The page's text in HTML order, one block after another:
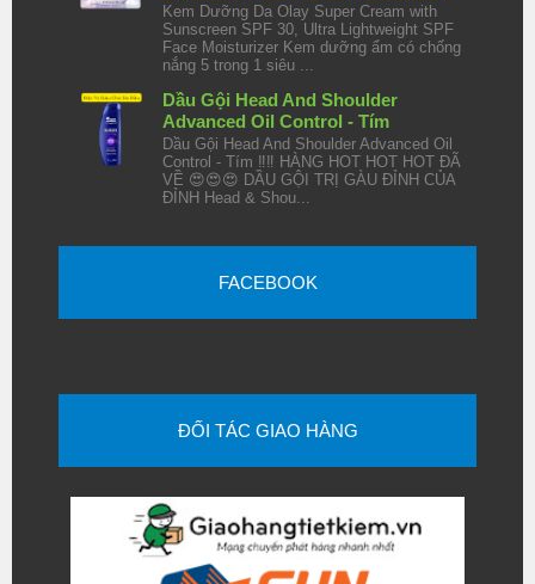
Kem Dưỡng Da Olay Super Cream with
Sunscreen SPF 30, Ultra Lightweight SPF
Face Moisturizer Kem dưỡng ẩm có chống
nắng 5 trong 1 siêu ...
Dầu Gội Head And Shoulder
Advanced Oil Control - Tím
Dầu Gội Head And Shoulder Advanced Oil
Control - Tím ‼️‼️ HÀNG HOT HOT HOT ĐÃ
VỀ 😍😍😍 DẦU GỘI TRỊ GÀU ĐỈNH CỦA
ĐỈNH Head & Shou...
FACEBOOK
ĐỐI TÁC GIAO HÀNG